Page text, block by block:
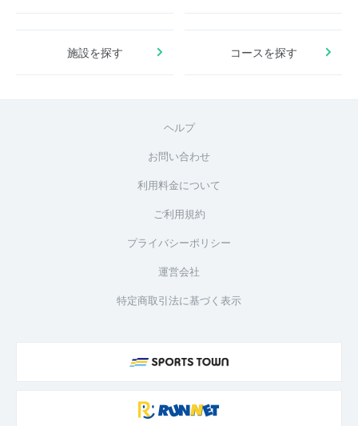
施設を探す コースを探す
ヘルプ
お問い合わせ
利用料金について
ご利用規約
プライバシーポリシー
運営会社
特定商取引法に基づく表示